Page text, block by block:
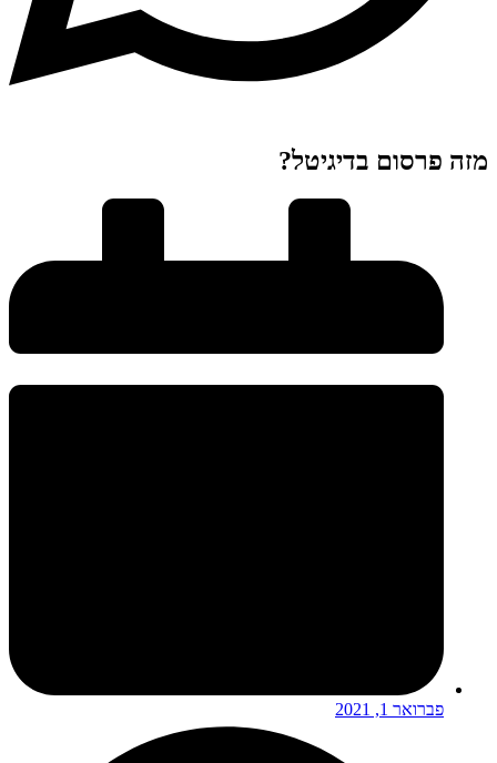
מזה פרסום בדיגיטל?
פברואר 1, 2021